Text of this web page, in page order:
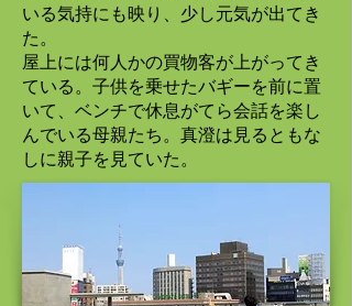
いる気持にも映り、少し元気が出てき
た。
屋上には何人かの買物客が上がってき
ている。子供を乗せたバギーを前に置
いて、ベンチで休息がてら会話を楽し
んでいる母親たち。真澄は見るともな
しに親子を見ていた。